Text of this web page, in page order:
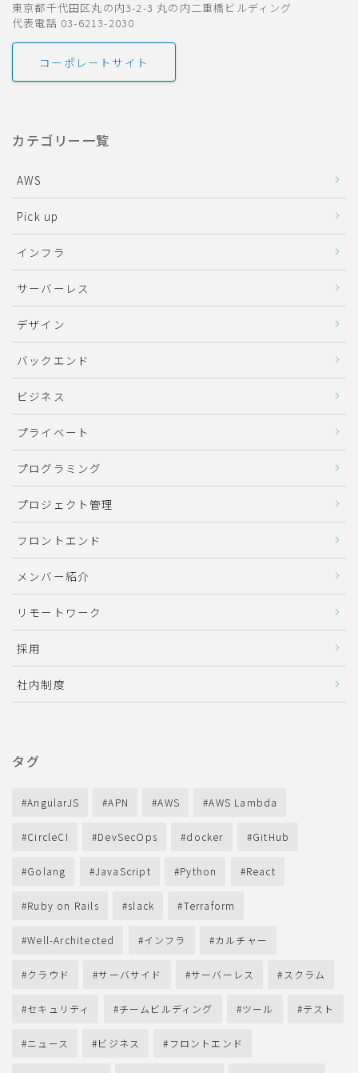
東京都千代田区丸の内3-2-3 丸の内二重橋ビルディング
代表電話 03-6213-2030
コーポレートサイト
カテゴリー一覧
AWS
Pick up
インフラ
サーバーレス
デザイン
バックエンド
ビジネス
プライベート
プログラミング
プロジェクト管理
フロントエンド
メンバー紹介
リモートワーク
採用
社内制度
タグ
AngularJS APN AWS AWS Lambda
CircleCI DevSecOps docker GitHub
Golang JavaScript Python React
Ruby on Rails slack Terraform
Well-Architected インフラ カルチャー
クラウド サーバサイド サーバーレス スクラム
セキュリティ チームビルディング ツール テスト
ニュース ビジネス フロントエンド